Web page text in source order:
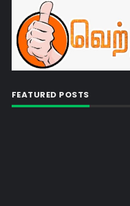
FEATURED POSTS